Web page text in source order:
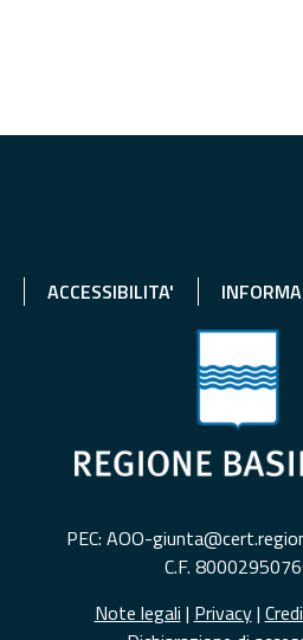
ACCESSIBILITA'
PEC: AOO-
C.F.
Note legali | Privacy|